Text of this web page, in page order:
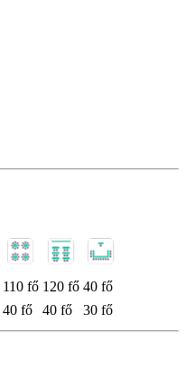
110 fő 120 fő 40 fő
40 fő 40 fő 30 fő